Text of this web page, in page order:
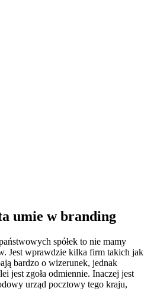
umie w branding
spółek to nie mamy
Jest wprawdzie kilka firm takich jak
bardzo o wizerunek, jednak
jest zgoła odmiennie. Inaczej jest
urząd pocztowy tego kraju,